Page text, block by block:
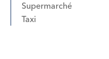
Supermarché
Taxi